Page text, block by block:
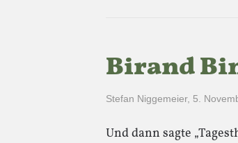
Birand
Stefan Niggemeier, 5.
Und dann sagte